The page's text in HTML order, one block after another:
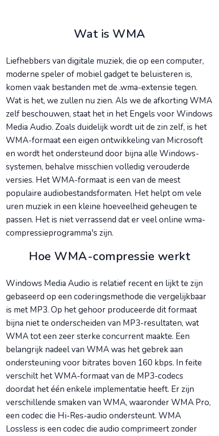
Wat is WMA
Liefhebbers van digitale muziek, die op een computer,
moderne speler of mobiel gadget te beluisteren is,
komen vaak bestanden met de .wma-extensie tegen.
Wat is het, we zullen nu zien. Als we de afkorting WMA
zelf beschouwen, staat het in het Engels voor Windows
Media Audio. Zoals duidelijk wordt uit de zin zelf, is het
WMA-formaat een eigen ontwikkeling van Microsoft
en wordt het ondersteund door bijna alle Windows-
systemen, behalve misschien volledig verouderde
versies. Het WMA-formaat is een van de meest
populaire audiobestandsformaten. Het helpt om vele
uren muziek in een kleine hoeveelheid geheugen te
passen. Het is niet verrassend dat er veel online wma-
compressieprogramma's zijn.
Hoe WMA-compressie werkt
Windows Media Audio is relatief recent en lijkt te zijn
gebaseerd op een coderingsmethode die vergelijkbaar
is met MP3. Op het gehoor produceerde dit formaat
bijna niet te onderscheiden van MP3-resultaten, wat
WMA tot een zeer sterke concurrent maakte. Een
belangrijk nadeel van WMA was het gebrek aan
ondersteuning voor bitrates boven 160 kbps. In feite
verschilt het WMA-formaat van de MP3-codecs
doordat het één enkele implementatie heeft. Er zijn
verschillende smaken van WMA, waaronder WMA Pro,
een codec die Hi-Res-audio ondersteunt. WMA
Lossless is een codec die audio comprimeert zonder